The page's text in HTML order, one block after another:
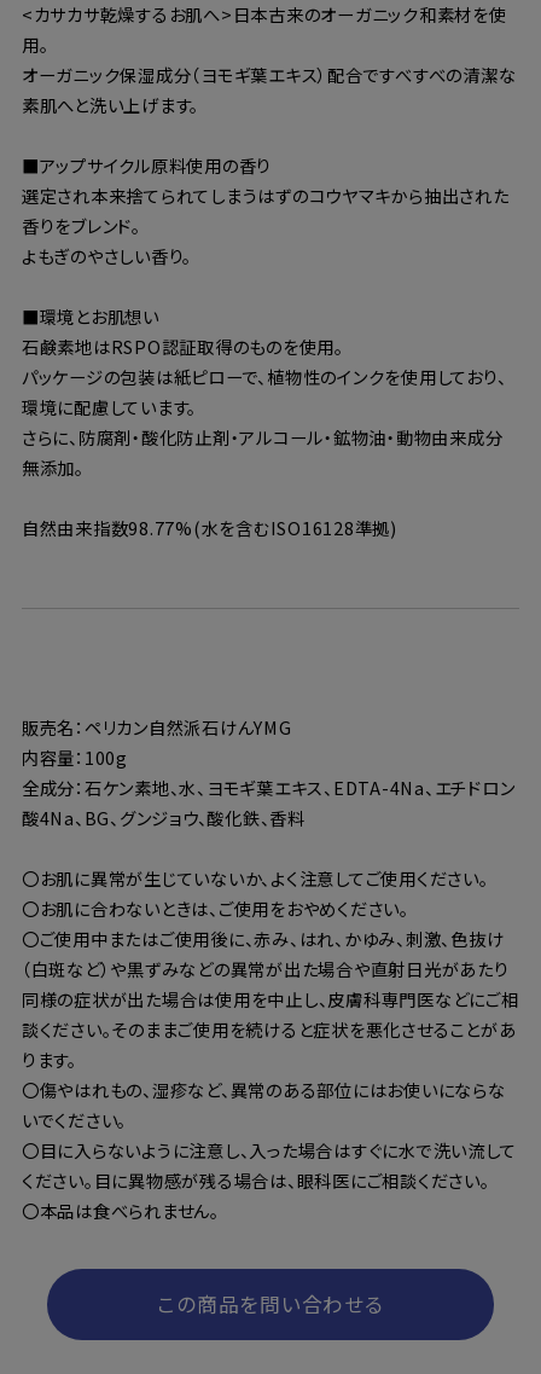
<カサカサ乾燥するお肌へ>日本古来のオーガニック和素材を使
用。
オーガニック保湿成分（ヨモギ葉エキス）配合ですべすべの清潔な
素肌へと洗い上げます。
■アップサイクル原料使用の香り
選定され本来捨てられてしまうはずのコウヤマキから抽出された
香りをブレンド。
よもぎのやさしい香り。
■環境とお肌想い
石鹸素地はRSPO認証取得のものを使用。
パッケージの包装は紙ピローで、植物性のインクを使用しており、
環境に配慮しています。
さらに、防腐剤・酸化防止剤・アルコール・鉱物油・動物由来成分
無添加。
自然由来指数98.77%(水を含むISO16128準拠)
販売名：ペリカン自然派石けんYMG
内容量：100g
全成分：石ケン素地、水、ヨモギ葉エキス、EDTA-4Na、エチドロン
酸4Na、BG、グンジョウ、酸化鉄、香料
〇お肌に異常が生じていないか、よく注意してご使用ください。
〇お肌に合わないときは、ご使用をおやめください。
〇ご使用中またはご使用後に、赤み、はれ、かゆみ、刺激、色抜け
（白斑など）や黒ずみなどの異常が出た場合や直射日光があたり
同様の症状が出た場合は使用を中止し、皮膚科専門医などにご相
談ください。そのままご使用を続けると症状を悪化させることがあ
ります。
〇傷やはれもの、湿疹など、異常のある部位にはお使いにならな
いでください。
〇目に入らないように注意し、入った場合はすぐに水で洗い流して
ください。目に異物感が残る場合は、眼科医にご相談ください。
〇本品は食べられません。
この商品を問い合わせる